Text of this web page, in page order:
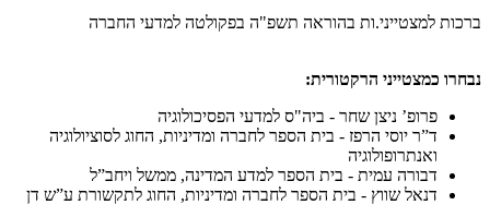
ברכות למצטייני.ות בהוראה תשפ"ה בפקולטה למדעי החברה
נבחרו כמצטייני הרקטורית:
פרופ’ ניצן שחר - ביה"ס למדעי הפסיכולוגיה
ד”ר יוסי הרפז - בית הספר לחברה ומדיניות, החוג לסוציולוגיה
ואנתרופולוגיה
דבורה עמית - בית הספר למדע המדינה, ממשל ויחב”ל
דנאל שווץ - בית הספר לחברה ומדיניות, החוג לתקשורת ע”ש דן